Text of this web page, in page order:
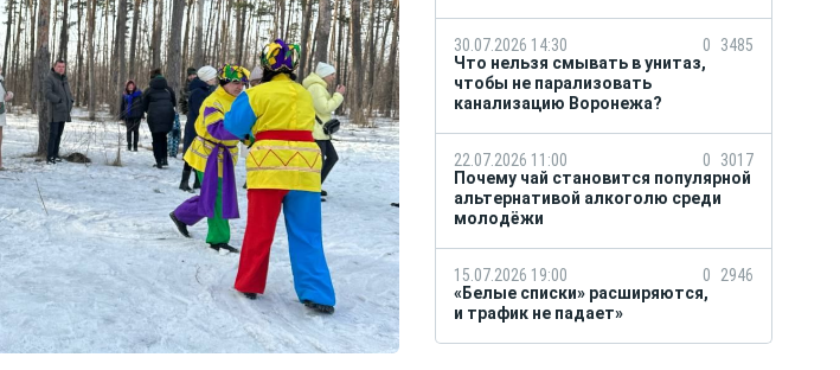
30.07.2026 14:30 0
3485
Что нельзя смывать в унитаз,
чтобы не парализовать
канализацию Воронежа?
22.07.2026 11:00 0
3017
Почему чай становится популярной
альтернативой алкоголю среди
молодёжи
15.07.2026 19:00 0
2946
«Белые списки» расширяются,
и трафик не падает»